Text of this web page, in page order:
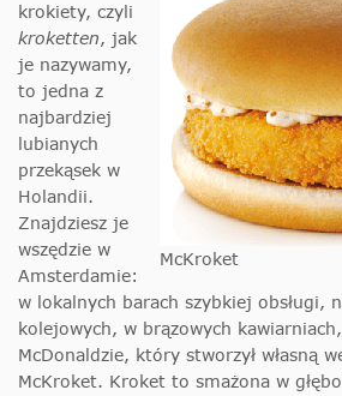
McKroket
krokiety, czyli
kroketten, jak
je nazywamy,
to jedna z
najbardziej
lubianych
przekąsek w
Holandii.
Znajdziesz je
wszędzie w
Amsterdamie:
w lokalnych barach szybkiej obsługi,
kolejowych, w brązowych
McDonaldzie, który stworzył własną
McKroket. Kroket to smażona w